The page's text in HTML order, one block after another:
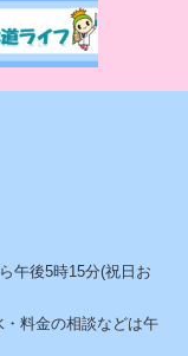
午後5時15分(祝日お
・料金の相談などは午